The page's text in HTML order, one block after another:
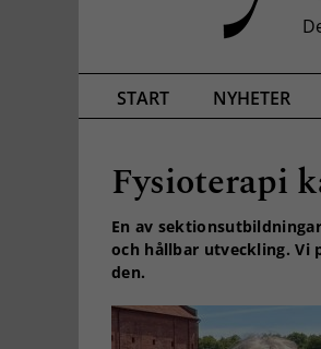
START NYHETER
Fysioterapi
En av
och hållbar utveckling. Vi
den.